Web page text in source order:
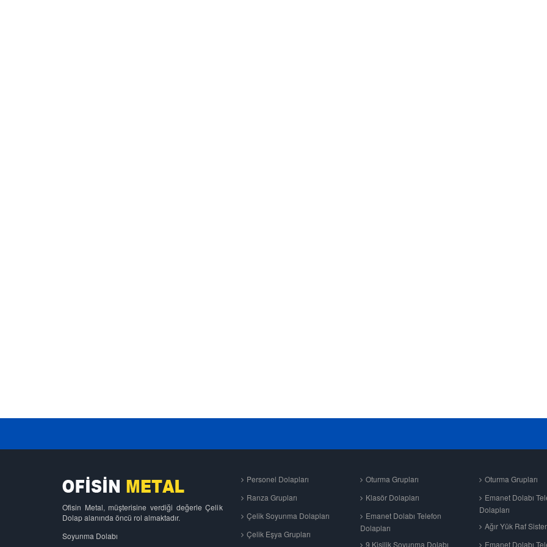
Ofisin Metal, müşterisine verdiği değerle Çelik
Dolap alanında öncü rol almaktadır.
Soyunma Dolabı
Personel Dolapları
Ranza Grupları
Çelik Soyunma Dolapları
Çelik Eşya Grupları
Oturma Grupları
Klasör Dolapları
Emanet Dolabı Telefon
Dolapları
9 Kişilik Soyunma Dolabı
Oturma Grupları
Emanet Dolabı
Dolapları
Ağır Yük Raf
Emanet Dolabı